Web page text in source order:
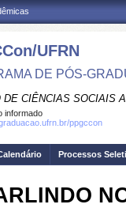
UFRN
DE PÓS-
DE CIÊNCIAS SOCIAIS
informado
ppgccon
Processos